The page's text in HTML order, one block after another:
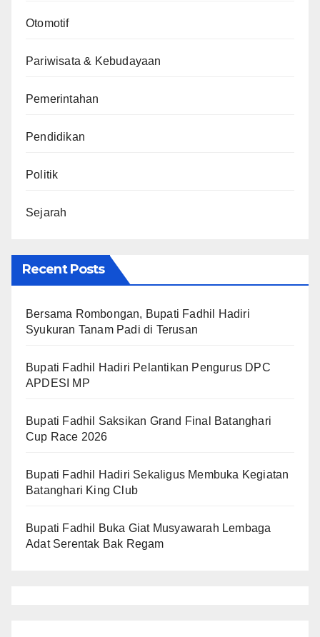
Otomotif
Pariwisata & Kebudayaan
Pemerintahan
Pendidikan
Politik
Sejarah
Recent Posts
Bersama Rombongan, Bupati Fadhil Hadiri
Syukuran Tanam Padi di Terusan
Bupati Fadhil Hadiri Pelantikan Pengurus DPC
APDESI MP
Bupati Fadhil Saksikan Grand Final Batanghari
Cup Race 2026
Bupati Fadhil Hadiri Sekaligus Membuka Kegiatan
Batanghari King Club
Bupati Fadhil Buka Giat Musyawarah Lembaga
Adat Serentak Bak Regam